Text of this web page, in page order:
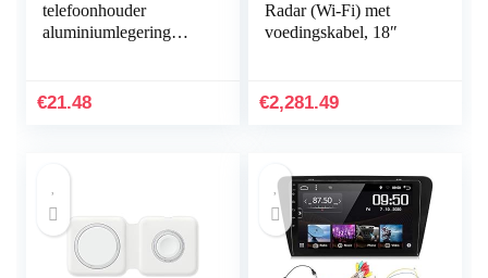
telefoonhouder
aluminiumlegering
telefoonhouder
€21.48
Radar (Wi-Fi) met
voedingskabel, 18″
€2,281.49